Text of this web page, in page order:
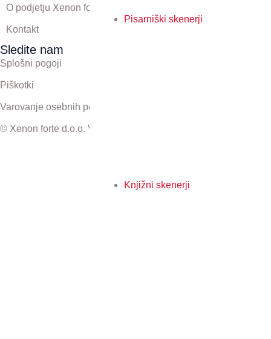
Pisarniški skenerji
Knjižni skenerji
O podjetju Xenon forte
Kontakt
Sledite nam
Splošni pogoji
Piškotki
Varovanje osebnih podatkov
© Xenon forte d.o.o. Vse pravice pridržane.